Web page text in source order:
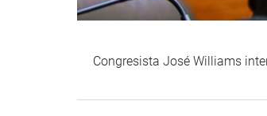
Congresista José Williams